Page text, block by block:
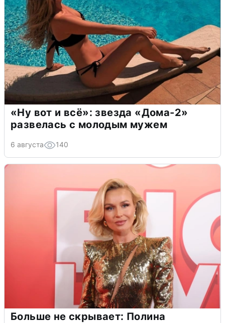
«Ну вот и всё»: звезда «Дома-2»
развелась с молодым мужем
6 августа 140
Больше не скрывает: Полина